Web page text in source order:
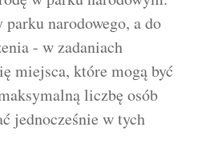
narodowego, a do
- w zadaniach
miejsca, które mogą być
liczbę osób
jednocześnie w tych